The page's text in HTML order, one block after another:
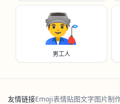
👨‍🏭
男工人
友情链接Emoji表情贴图文字图片制